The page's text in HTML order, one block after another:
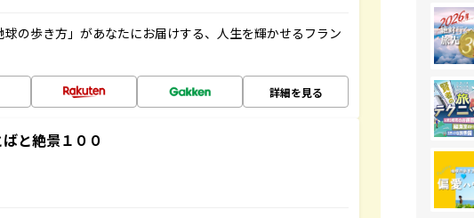
の歩き方」があなたにお届けする、人生を輝かせるフラン
詳細を見る
と絶景１００